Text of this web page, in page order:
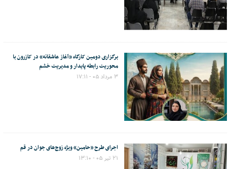
برگزاری دومین کارگاه «آغاز عاشقانه» در کازرون با
محوریت رابطه پایدار و مدیریت خشم
۳ مرداد ۰۵ - ۱۷:۱۱
اجرای طرح «حامین» ویژه زوج‌های جوان در قم
۲۱ تیر ۰۵ - ۱۳:۱۰